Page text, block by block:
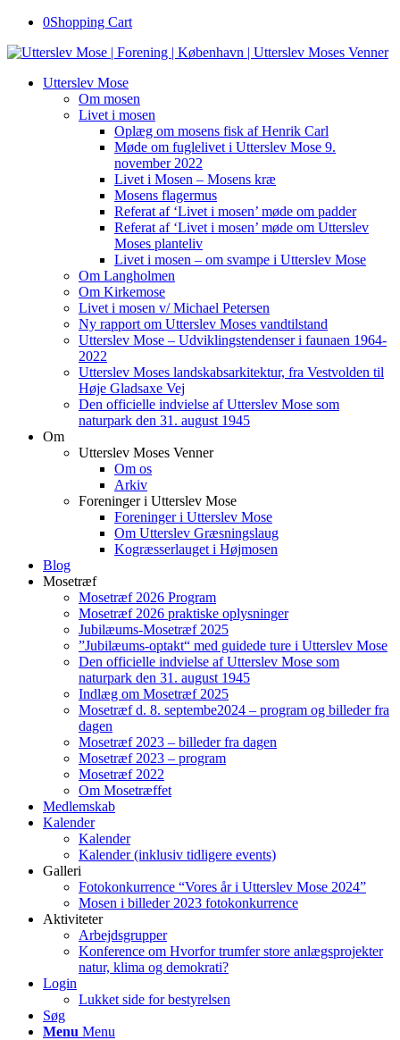
0Shopping Cart
Utterslev Mose
Om mosen
Livet i mosen
Oplæg om mosens fisk af Henrik Carl
Møde om fuglelivet i Utterslev Mose 9.
november 2022
Livet i Mosen – Mosens kræ
Mosens flagermus
Referat af ‘Livet i mosen’ møde om padder
Referat af ‘Livet i mosen’ møde om Utterslev
Moses planteliv
Livet i mosen – om svampe i Utterslev Mose
Om Langholmen
Om Kirkemose
Livet i mosen v/ Michael Petersen
Ny rapport om Utterslev Moses vandtilstand
Utterslev Mose – Udviklingstendenser i faunaen 1964-
2022
Utterslev Moses landskabsarkitektur, fra Vestvolden til
Høje Gladsaxe Vej
Den officielle indvielse af Utterslev Mose som
naturpark den 31. august 1945
Om
Utterslev Moses Venner
Om os
Arkiv
Foreninger i Utterslev Mose
Foreninger i Utterslev Mose
Om Utterslev Græsningslaug
Kogræsserlauget i Højmosen
Blog
Mosetræf
Mosetræf 2026 Program
Mosetræf 2026 praktiske oplysninger
Jubilæums-Mosetræf 2025
”Jubilæums-optakt“ med guidede ture i Utterslev Mose
Den officielle indvielse af Utterslev Mose som
naturpark den 31. august 1945
Indlæg om Mosetræf 2025
Mosetræf d. 8. septembe2024 – program og billeder fra
dagen
Mosetræf 2023 – billeder fra dagen
Mosetræf 2023 – program
Mosetræf 2022
Om Mosetræffet
Medlemskab
Kalender
Kalender
Kalender (inklusiv tidligere events)
Galleri
Fotokonkurrence “Vores år i Utterslev Mose 2024”
Mosen i billeder 2023 fotokonkurrence
Aktiviteter
Arbejdsgrupper
Konference om Hvorfor trumfer store anlægsprojekter
natur, klima og demokrati?
Login
Lukket side for bestyrelsen
Søg
Menu Menu